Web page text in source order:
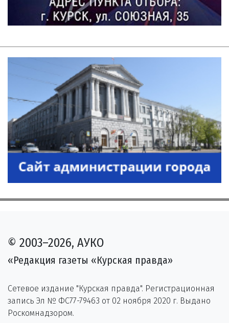
© 2003–2026, АУКО
«Редакция газеты «Курская правда»
Сетевое издание "Курская правда". Регистрационная
запись Эл № ФС77-79463 от 02 ноября 2020 г. Выдано
Роскомнадзором.